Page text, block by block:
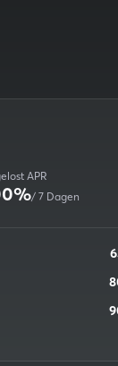
APR
/7 Dagen